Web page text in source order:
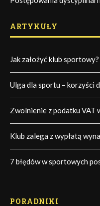
ARTYKUŁY
Jak założyć klub sportowy?
Ulga dla sportu – korzyści
Zwolnienie z podatku VAT
Klub zalega z wypłatą
7 błędów w sportowych
PORADNIKI